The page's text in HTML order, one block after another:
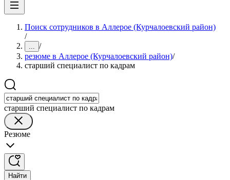
Поиск сотрудников в Аллерое (Курчалоевский район)
/
... /
резюме в Аллерое (Курчалоевский район)/
старший специалист по кадрам
старший специалист по кадрам
Резюме
Найти